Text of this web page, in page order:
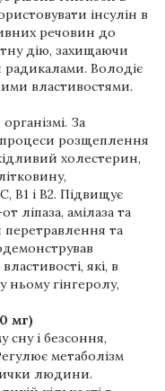
інсулін в
речовин до
дію, захищаючи
радикалами. Володіє
властивостями.
За
розщеплення
холестерин,
В1 і В2. Підвищує
ліпаза, амілаза та
та
які, в
ньому гінгеролу,
мг)
сну і безсоння,
метаболізм
людини.